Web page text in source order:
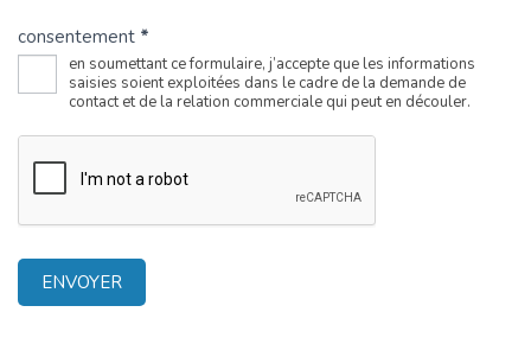
consentement *
en soumettant ce formulaire, j’accepte que les informations
saisies soient exploitées dans le cadre de la demande de
contact et de la relation commerciale qui peut en découler.
ENVOYER